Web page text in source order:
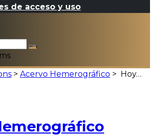
de acceso y uso
> Acervo Hemerográfico > Hoy…